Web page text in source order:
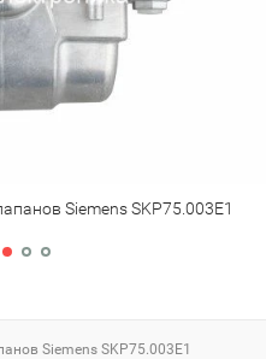
Siemens SKP75.003E1
Siemens SKP75.003E1